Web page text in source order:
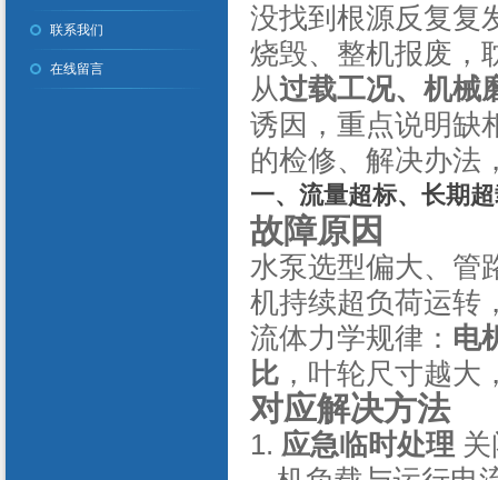
联系我们
在线留言
没找到根源反复复
烧毁、整机报废，
从过载工况、机械
诱因，重点说明缺
的检修、解决办法
一、流量超标、长期
故障原因
水泵选型偏大、管
机持续超负荷运转
流体力学规律： 电
比 ，叶轮尺寸越
对应解决方法
1. 应急临时处理